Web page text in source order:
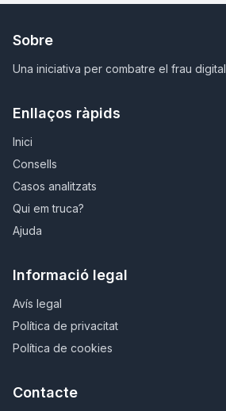
Sobre
Una iniciativa per combatre el frau digital
Enllaços ràpids
Inici
Consells
Casos analitzats
Qui em truca?
Ajuda
Informació legal
Avís legal
Política de privacitat
Política de cookies
Contacte